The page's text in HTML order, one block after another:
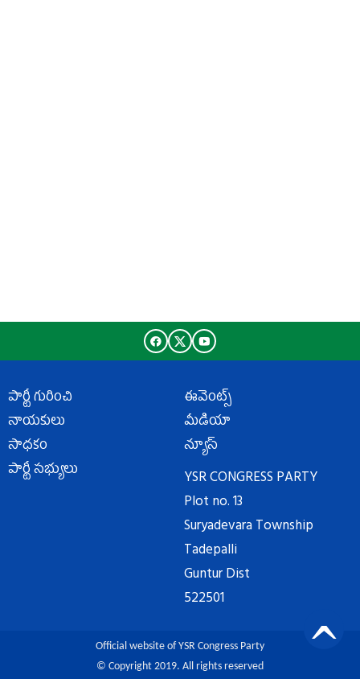
పార్టీ గురించి
నాయకులు
సాధకం
పార్టీ సభ్యులు
ఈవెంట్స్
మీడియా
న్యూస్
YSR CONGRESS PARTY
Plot no. 13
Suryadevara Township
Tadepalli
Guntur Dist
522501
Official website of YSR Congress Party
© Copyright 2019. All rights reserved